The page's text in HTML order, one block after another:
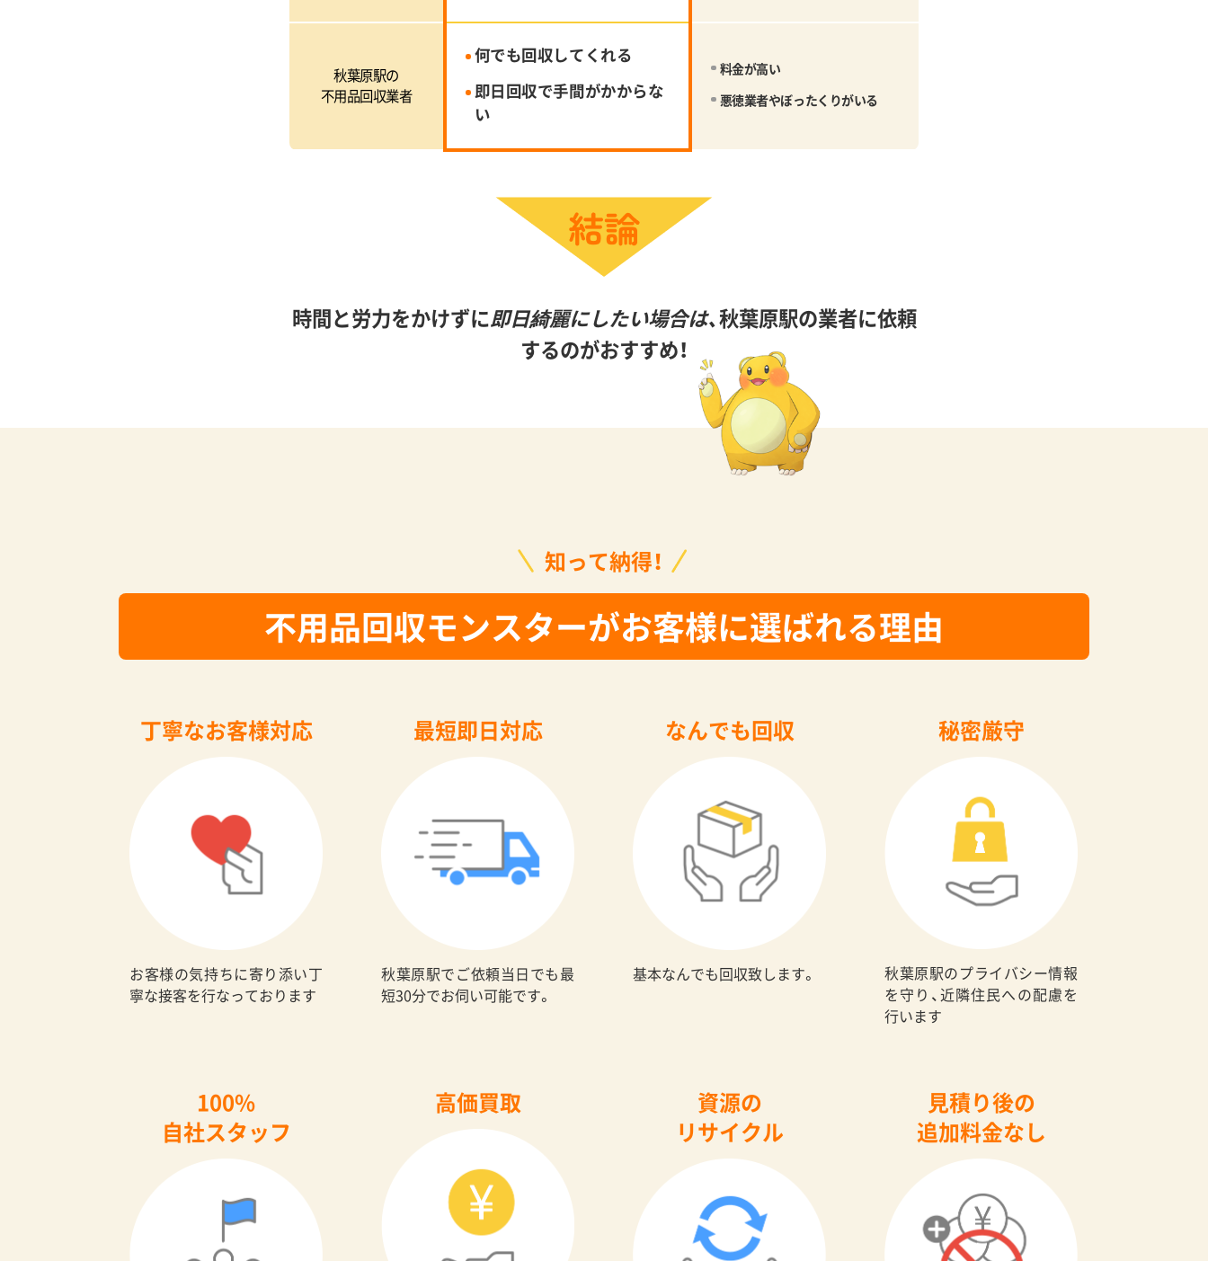
秋葉原駅の
不用品回収業者
何でも回収してくれる
即日回収で手間がかからな
い
料金が高い
悪徳業者やぼったくりがいる
時間と労力をかけずに即日綺麗にしたい場合は、秋葉原駅の業者に依頼
するのがおすすめ！
知って納得！
不用品回収モンスターがお客様に選ばれる理由
丁寧なお客様対応
お客様の気持ちに寄り添い丁
寧な接客を行なっております
最短即日対応
秋葉原駅でご依頼当日でも最
短30分でお伺い可能です。
なんでも回収
基本なんでも回収致します。
秘密厳守
秋葉原駅のプライバシー情報
を守り、近隣住民への配慮を
行います
100%
自社スタッフ
高価買取
資源の
リサイクル
見積り後の
追加料金なし